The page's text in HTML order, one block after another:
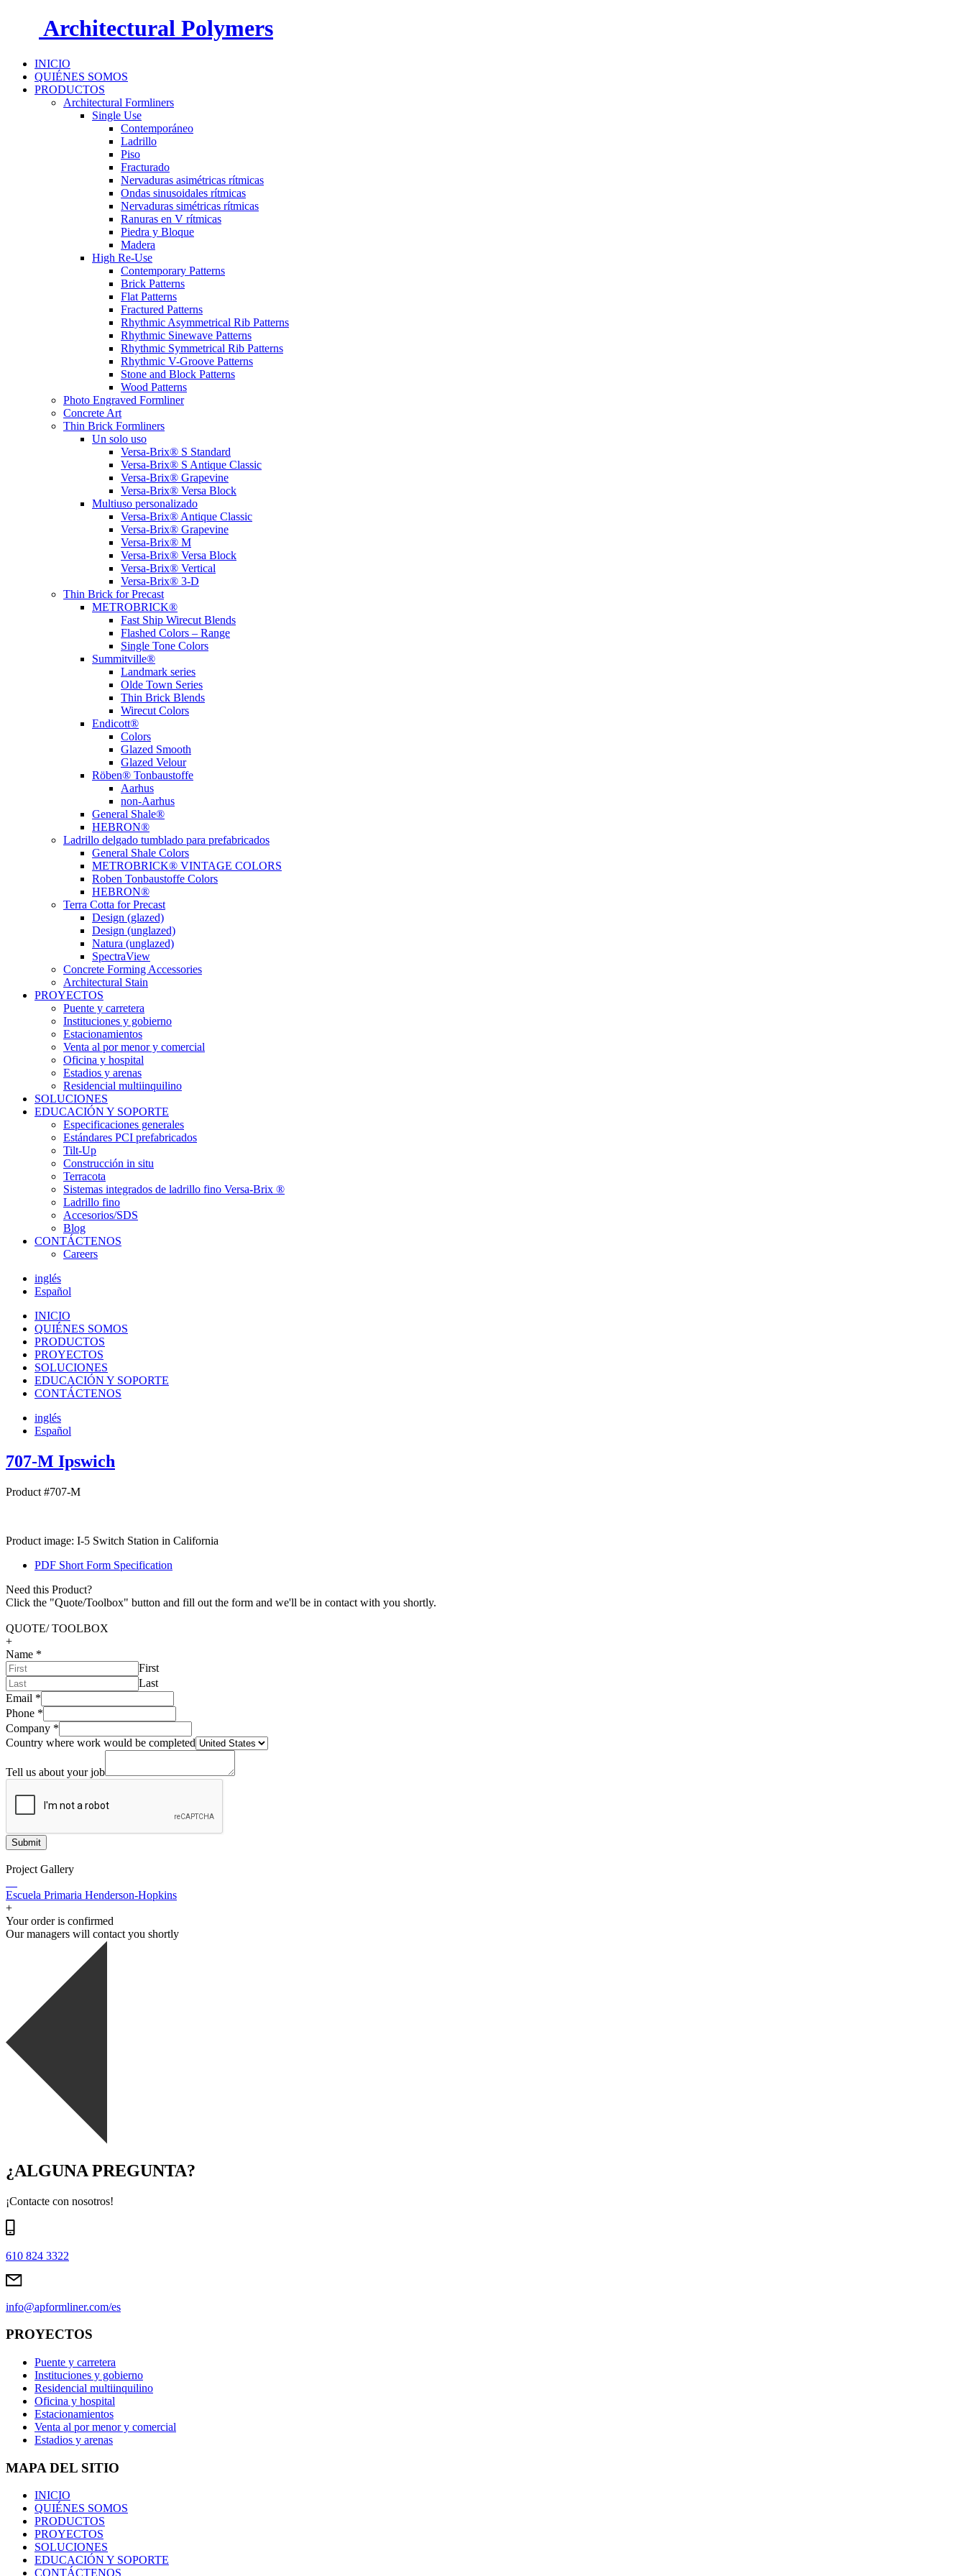
Architectural Polymers
INICIO
QUIÉNES SOMOS
PRODUCTOS
Architectural Formliners
Single Use
Contemporáneo
Ladrillo
Piso
Fracturado
Nervaduras asimétricas rítmicas
Ondas sinusoidales rítmicas
Nervaduras simétricas rítmicas
Ranuras en V rítmicas
Piedra y Bloque
Madera
High Re-Use
Contemporary Patterns
Brick Patterns
Flat Patterns
Fractured Patterns
Rhythmic Asymmetrical Rib Patterns
Rhythmic Sinewave Patterns
Rhythmic Symmetrical Rib Patterns
Rhythmic V-Groove Patterns
Stone and Block Patterns
Wood Patterns
Photo Engraved Formliner
Concrete Art
Thin Brick Formliners
Un solo uso
Versa-Brix® S Standard
Versa-Brix® S Antique Classic
Versa-Brix® Grapevine
Versa-Brix® Versa Block
Multiuso personalizado
Versa-Brix® Antique Classic
Versa-Brix® Grapevine
Versa-Brix® M
Versa-Brix® Versa Block
Versa-Brix® Vertical
Versa-Brix® 3-D
Thin Brick for Precast
METROBRICK®
Fast Ship Wirecut Blends
Flashed Colors – Range
Single Tone Colors
Summitville®
Landmark series
Olde Town Series
Thin Brick Blends
Wirecut Colors
Endicott®
Colors
Glazed Smooth
Glazed Velour
Röben® Tonbaustoffe
Aarhus
non-Aarhus
General Shale®
HEBRON®
Ladrillo delgado tumblado para prefabricados
General Shale Colors
METROBRICK® VINTAGE COLORS
Roben Tonbaustoffe Colors
HEBRON®
Terra Cotta for Precast
Design (glazed)
Design (unglazed)
Natura (unglazed)
SpectraView
Concrete Forming Accessories
Architectural Stain
PROYECTOS
Puente y carretera
Instituciones y gobierno
Estacionamientos
Venta al por menor y comercial
Oficina y hospital
Estadios y arenas
Residencial multiinquilino
SOLUCIONES
EDUCACIÓN Y SOPORTE
Especificaciones generales
Estándares PCI prefabricados
Tilt-Up
Construcción in situ
Terracota
Sistemas integrados de ladrillo fino Versa-Brix ®
Ladrillo fino
Accesorios/SDS
Blog
CONTÁCTENOS
Careers
inglés
Español
INICIO
QUIÉNES SOMOS
PRODUCTOS
PROYECTOS
SOLUCIONES
EDUCACIÓN Y SOPORTE
CONTÁCTENOS
inglés
Español
707-M Ipswich
Product #707-M
Product image: I-5 Switch Station in California
PDF Short Form Specification
Need this Product?
Click the "Quote/Toolbox" button and fill out the form and we'll be in contact with you shortly.
QUOTE/ TOOLBOX
+
Name *
First
Last
Email *
Phone *
Company *
Country where work would be completed
Tell us about your job
Submit
Project Gallery
Escuela Primaria Henderson-Hopkins
+
Your order is confirmed
Our managers will contact you shortly
¿ALGUNA PREGUNTA?
¡Contacte con nosotros!
610 824 3322
info@apformliner.com/es
PROYECTOS
Puente y carretera
Instituciones y gobierno
Residencial multiinquilino
Oficina y hospital
Estacionamientos
Venta al por menor y comercial
Estadios y arenas
MAPA DEL SITIO
INICIO
QUIÉNES SOMOS
PRODUCTOS
PROYECTOS
SOLUCIONES
EDUCACIÓN Y SOPORTE
CONTÁCTENOS